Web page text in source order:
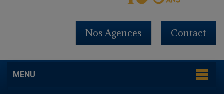
Contact
Nos Agences
MENU